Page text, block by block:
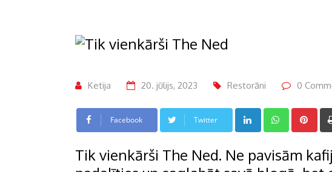
Ketija 20. jūlijs, 2023 Restorāni 0
Facebook Twitter LinkedIn
Tik vienkārši The Ned. Ne pavisām